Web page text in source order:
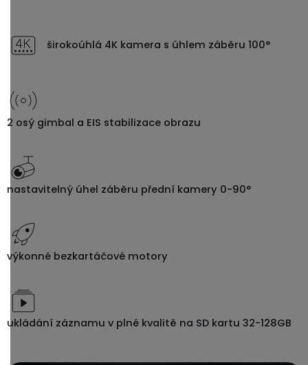
širokoúhlá 4K kamera s úhlem záběru 100°
2 osý gimbal a EIS stabilizace obrazu
nastavitelný úhel záběru přední kamery 0-90°
výkonné bezkartáčové motory
ukládání záznamu v plné kvalitě na SD kartu 32-128GB